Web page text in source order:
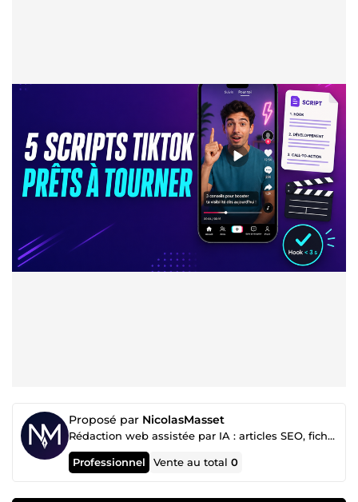
Proposé par NicolasMasset
Rédaction web assistée par IA : articles SEO, fiches produit, scripts vidéo
Professionnel Vente au total0